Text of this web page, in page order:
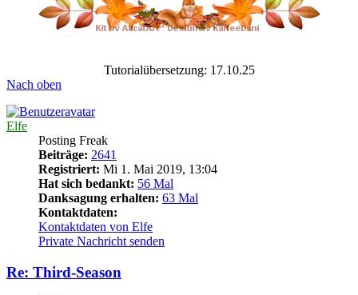
Tutorialübersetzung: 17.10.25
Nach oben
Elfe
Posting Freak
Beiträge: 2641
Registriert: Mi 1. Mai 2019, 13:04
Hat sich bedankt: 56 Mal
Danksagung erhalten: 63 Mal
Kontaktdaten:
Kontaktdaten von Elfe
Private Nachricht senden
Re: Third-Season